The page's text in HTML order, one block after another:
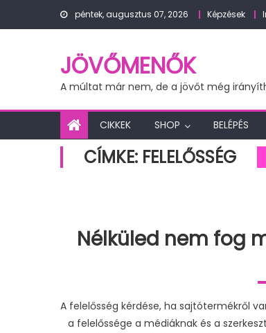
péntek, augusztus 07, 2026 Képzések
JÖVŐMENŐK
A múltat már nem, de a jövőt még
CIKKEK SHOP BELÉPÉS
CÍMKE: FELELŐSSÉG
Nélküled nem fog
A felelősség kérdése, ha sajtótermékről
a felelőssége a médiáknak és a